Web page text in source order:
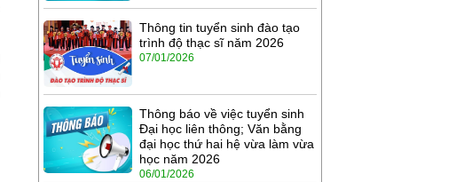
Thông tin tuyển sinh đào tạo
trình độ thạc sĩ năm 2026
07/01/2026
Thông báo về việc tuyển sinh
Đại học liên thông; Văn bằng
đại học thứ hai hệ vừa làm vừa
học năm 2026
06/01/2026